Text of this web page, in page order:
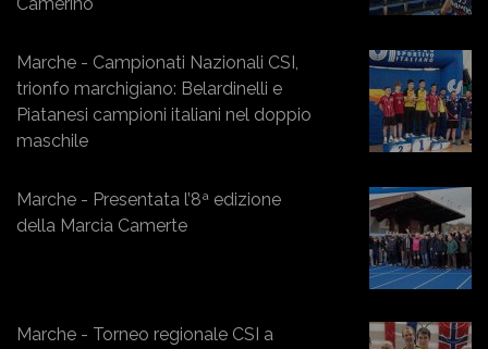
Marche - Campionati Nazionali CSI,
trionfo marchigiano: Belardinelli e
Piatanesi campioni italiani nel doppio
maschile
Marche - Presentata l’8ª edizione
della Marcia Camerte
Marche - Torneo regionale CSI a